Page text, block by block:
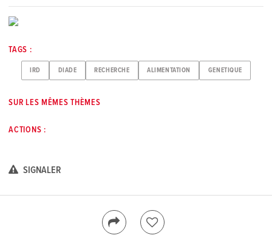
TAGS :
IRD DIADE RECHERCHE ALIMENTATION GENETIQUE
SUR LES MÊMES THÈMES
ACTIONS :
SIGNALER